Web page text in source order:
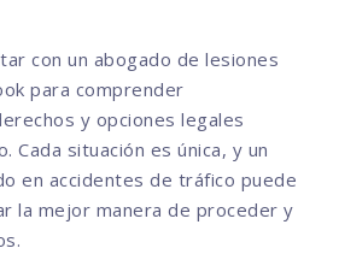
con un abogado de lesiones
para comprender
y opciones legales
Cada situación es única, y un
en accidentes de tráfico puede
la mejor manera de proceder y